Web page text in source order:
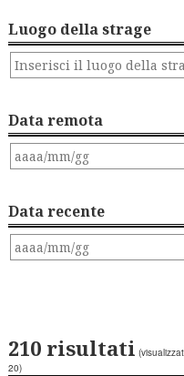
Luogo della strage
Data remota
Data recente
210 risultati
20)